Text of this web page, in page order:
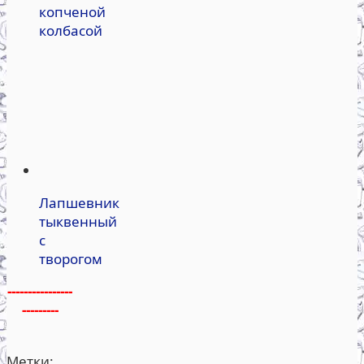
копченой
колбасой
Лапшевник
тыквенный
с
творогом
----------------
---------